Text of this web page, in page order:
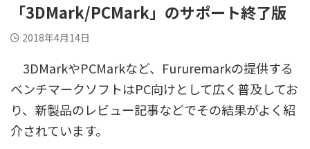
「3DMark/PCMark」のサポート終了版
2018年4月14日
3DMarkやPCMarkなど、Fururemarkの提供する
ベンチマークソフトはPC向けとして広く普及してお
り、新製品のレビュー記事などでその結果がよく紹
介されています。